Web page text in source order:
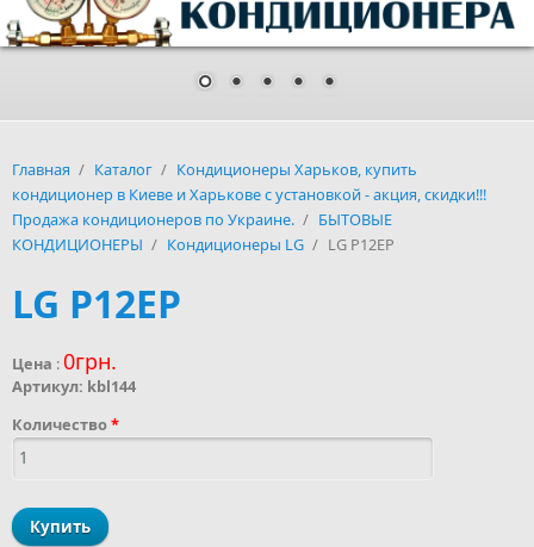
Главная / Каталог / Кондиционеры Харьков, купить
кондиционер в Киеве и Харькове с установкой - акция, скидки!!!
Продажа кондиционеров по Украине. / БЫТОВЫЕ
КОНДИЦИОНЕРЫ / Кондиционеры LG / LG P12EP
LG P12EP
Цена :0грн.
Артикул: kbl144
Количество*